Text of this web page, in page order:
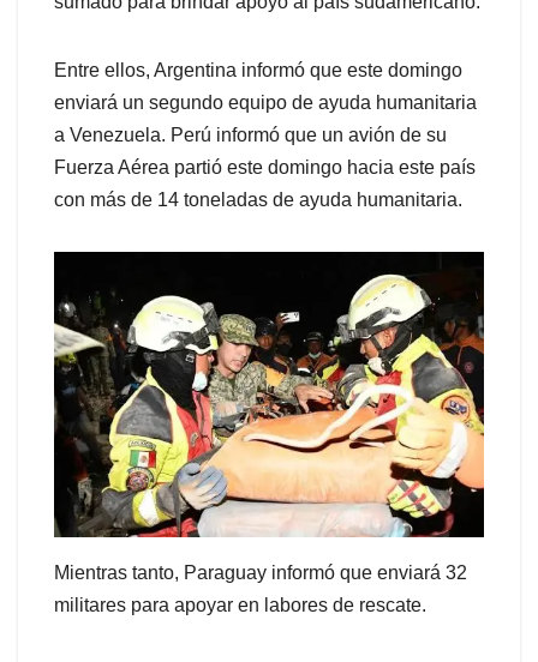
Entre ellos, Argentina informó que este domingo
enviará un segundo equipo de ayuda humanitaria
a Venezuela. Perú informó que un avión de su
Fuerza Aérea partió este domingo hacia este país
con más de 14 toneladas de ayuda humanitaria.
Mientras tanto, Paraguay informó que enviará 32
militares para apoyar en labores de rescate.